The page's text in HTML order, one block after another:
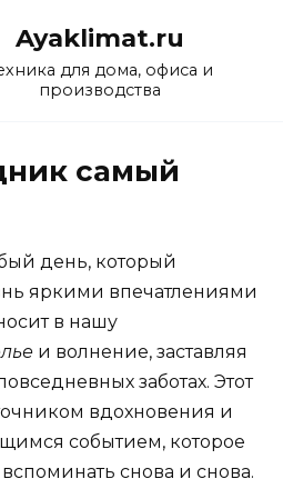
Ayaklimat.ru
для дома, офиса и
производства
самый
день, который
яркими впечатлениями
в нашу
и волнение, заставляя
заботах. Этот
вдохновения и
событием, которое
снова и снова.